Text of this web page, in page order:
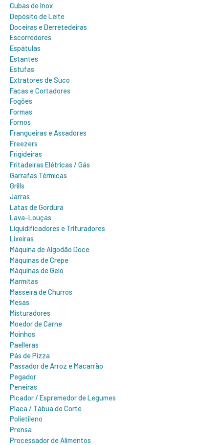
Cubas de Inox
Depósito de Leite
Doceiras e Derretedeiras
Escorredores
Espátulas
Estantes
Estufas
Extratores de Suco
Facas e Cortadores
Fogões
Formas
Fornos
Frangueiras e Assadores
Freezers
Frigideiras
Fritadeiras Elétricas / Gás
Garrafas Térmicas
Grills
Jarras
Latas de Gordura
Lava-Louças
Liquidificadores e Trituradores
Lixeiras
Máquina de Algodão Doce
Máquinas de Crepe
Máquinas de Gelo
Marmitas
Masseira de Churros
Mesas
Misturadores
Moedor de Carne
Moinhos
Paelleras
Pás de Pizza
Passador de Arroz e Macarrão
Pegador
Peneiras
Picador / Espremedor de Legumes
Placa / Tábua de Corte
Polietileno
Prensa
Processador de Alimentos